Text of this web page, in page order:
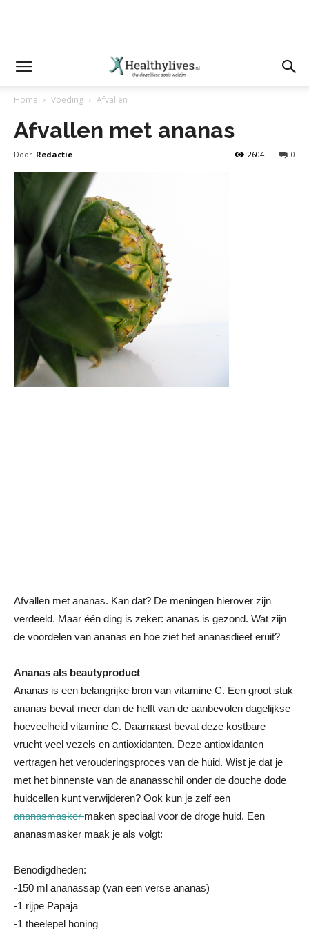
Home Voeding Afvallen
Afvallen met ananas
Door Redactie 0
2604
Afvallen met ananas. Kan dat? De meningen hierover zijn
verdeeld. Maar één ding is zeker: ananas is gezond. Wat zijn
de voordelen van ananas en hoe ziet het ananasdieet eruit?
Ananas als beautyproduct
Ananas is een belangrijke bron van vitamine C. Een groot stuk
ananas bevat meer dan de helft van de aanbevolen dagelijkse
hoeveelheid vitamine C. Daarnaast bevat deze kostbare
vrucht veel vezels en antioxidanten. Deze antioxidanten
vertragen het verouderingsproces van de huid. Wist je dat je
met het binnenste van de ananasschil onder de douche dode
huidcellen kunt verwijderen? Ook kun je zelf een
ananasmaskermaken speciaal voor de droge huid. Een
ananasmasker maak je als volgt:
Benodigdheden:
-150 ml ananassap (van een verse ananas)
-1 rijpe Papaja
-1 theelepel honing